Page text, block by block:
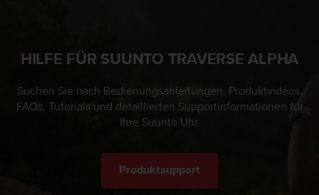
HILFE FÜR SUUNTO TRAVERSE ALPHA
Suchen Sie nach Bedienungsanleitungen, Produktvideos,
FAQs, Tutorials und detaillierten Supportinformationen für
Ihre Suunto Uhr.
Produktsupport